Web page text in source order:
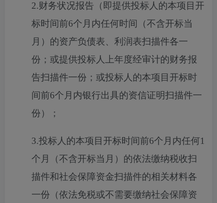
2.财务状况报告（即提供投标人的本项目开
标时间前6个月内任何时间（不含开标当
月）的资产负债表、利润表扫描件各一
份；或提供投标人上年度经审计的财务报
告扫描件一份；或投标人的本项目开标时
间前6个月内银行出具的资信证明扫描件一
份）；
3.投标人的本项目开标时间前6个月内任何1
个月（不含开标当月）的依法缴纳税收扫
描件和社会保障资金扫描件的相关材料各
一份（依法免税或不需要缴纳社会保障资